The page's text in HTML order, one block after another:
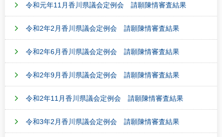
令和元年11月香川県議会定例会 請願陳情審査結果
令和2年2月香川県議会定例会 請願陳情審査結果
令和2年6月香川県議会定例会 請願陳情審査結果
令和2年9月香川県議会定例会 請願陳情審査結果
令和2年11月香川県議会定例会 請願陳情審査結果
令和3年2月香川県議会定例会 請願陳情審査結果